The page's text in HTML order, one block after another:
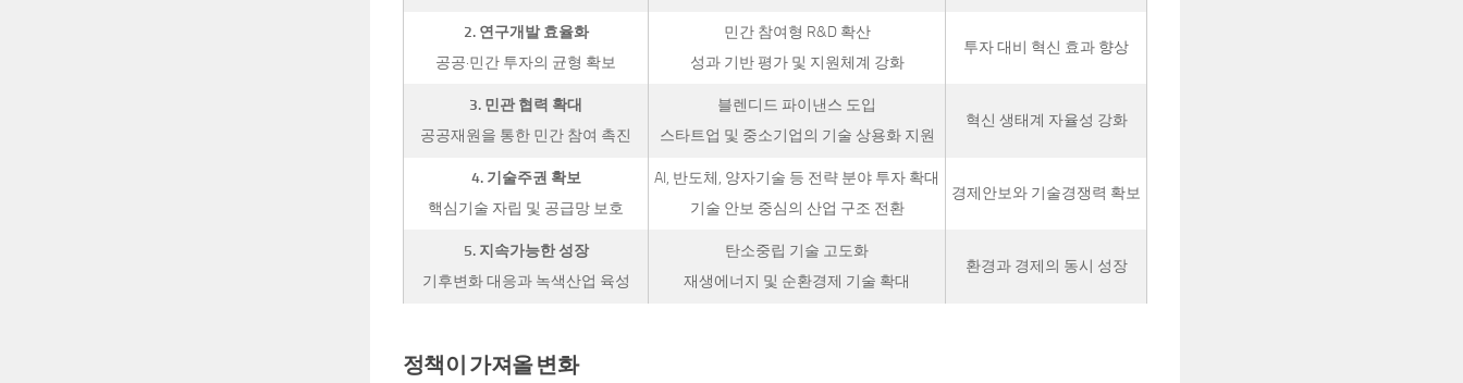
2. 연구개발 효율화
공공·민간 투자의 균형 확보
민간 참여형 R&D 확산
성과 기반 평가 및 지원체계 강화
투자 대비 혁신 효과 향상
3. 민관 협력 확대
공공재원을 통한 민간 참여 촉진
블렌디드 파이낸스 도입
스타트업 및 중소기업의 기술 상용화 지원
혁신 생태계 자율성 강화
4. 기술주권 확보
핵심기술 자립 및 공급망 보호
AI, 반도체, 양자기술 등 전략 분야 투자 확대
기술 안보 중심의 산업 구조 전환
경제안보와 기술경쟁력 확보
5. 지속가능한 성장
기후변화 대응과 녹색산업 육성
탄소중립 기술 고도화
재생에너지 및 순환경제 기술 확대
환경과 경제의 동시 성장
정책이 가져올 변화